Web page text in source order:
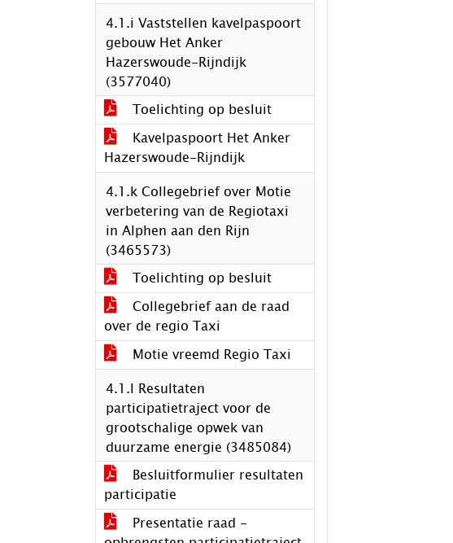
4.1.i Vaststellen kavelpaspoort
gebouw Het Anker
Hazerswoude-Rijndijk
(3577040)
Toelichting op besluit
Kavelpaspoort Het Anker
Hazerswoude-Rijndijk
4.1.k Collegebrief over Motie
verbetering van de Regiotaxi
in Alphen aan den Rijn
(3465573)
Toelichting op besluit
Collegebrief aan de raad
over de regio Taxi
Motie vreemd Regio Taxi
4.1.l Resultaten
participatietraject voor de
grootschalige opwek van
duurzame energie (3485084)
Besluitformulier resultaten
participatie
Presentatie raad -